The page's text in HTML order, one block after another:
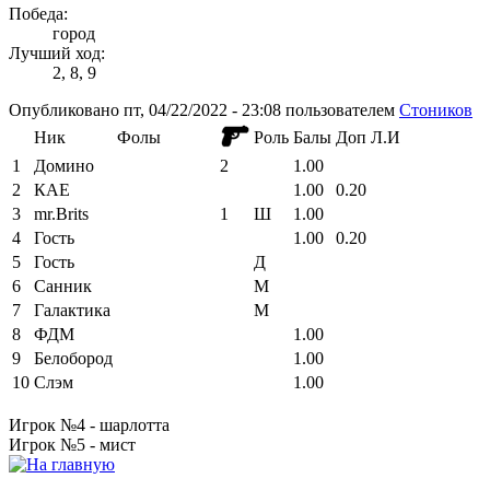
Победа:
город
Лучший ход:
2, 8, 9
Опубликовано пт, 04/22/2022 - 23:08 пользователем Стоников
Ник
Фолы Роль Балы Доп Л.И
1
Домино 2
1.00
2
КАЕ 1.00
0.20
3
mr.Brits 1 Ш
1.00
4
Гость 1.00
0.20
5
Гость
Д
6
Санник
М
7
Галактика
М
8
ФДМ
1.00
9
Белобород
1.00
10 Слэм 1.00
Игрок №4 - шарлотта
Игрок №5 - мист